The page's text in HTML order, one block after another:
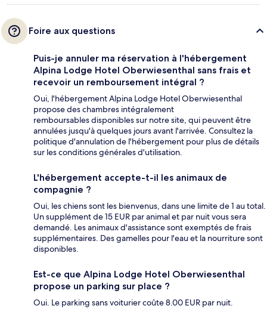
Foire aux questions
Puis-je annuler ma réservation à l'hébergement
Alpina Lodge Hotel Oberwiesenthal sans frais et
recevoir un remboursement intégral ?
Oui, l'hébergement Alpina Lodge Hotel Oberwiesenthal
propose des chambres intégralement
remboursables disponibles sur notre site, qui peuvent être
annulées jusqu'à quelques jours avant l'arrivée. Consultez la
politique d'annulation de l'hébergement pour plus de détails
sur les conditions générales d'utilisation.
L'hébergement accepte-t-il les animaux de
compagnie ?
Oui, les chiens sont les bienvenus, dans une limite de 1 au total.
Un supplément de 15 EUR par animal et par nuit vous sera
demandé. Les animaux d'assistance sont exemptés de frais
supplémentaires. Des gamelles pour l'eau et la nourriture sont
disponibles.
Est-ce que Alpina Lodge Hotel Oberwiesenthal
propose un parking sur place ?
Oui. Le parking sans voiturier coûte 8.00 EUR par nuit.